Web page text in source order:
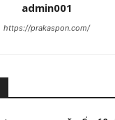
admin001
https://prakaspon.com/